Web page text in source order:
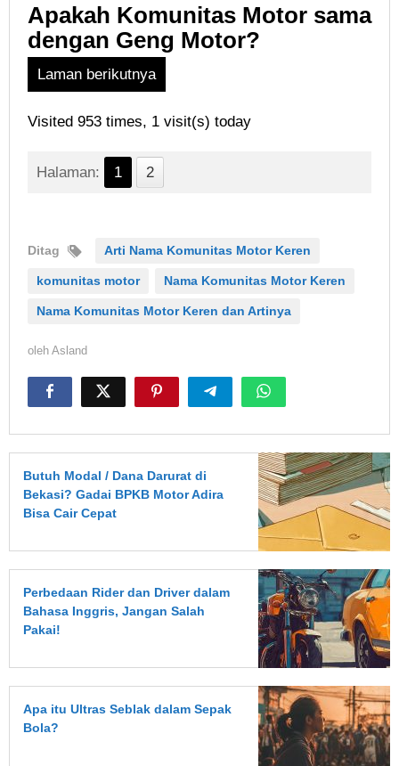
Apakah Komunitas Motor sama
dengan Geng Motor?
Laman berikutnya
Visited 953 times, 1 visit(s) today
Halaman: 1 2
Ditag Arti Nama Komunitas Motor Keren
komunitas motor Nama Komunitas Motor Keren
Nama Komunitas Motor Keren dan Artinya
oleh Asland
Butuh Modal / Dana Darurat di
Bekasi? Gadai BPKB Motor Adira
Bisa Cair Cepat
Perbedaan Rider dan Driver dalam
Bahasa Inggris, Jangan Salah
Pakai!
Apa itu Ultras Seblak dalam Sepak
Bola?